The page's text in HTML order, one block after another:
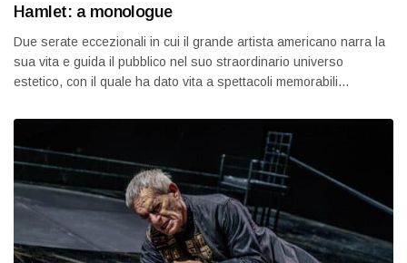
Hamlet: a monologue
Due serate eccezionali in cui il grande artista americano narra la
sua vita e guida il pubblico nel suo straordinario universo
estetico, con il quale ha dato vita a spettacoli memorabili…